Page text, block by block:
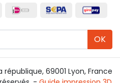
OK
république, 69001 Lyon, France